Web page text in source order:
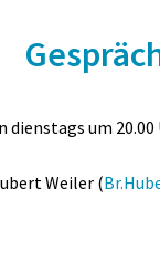
um
Weiler (